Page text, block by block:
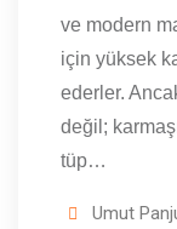
ve modern
için yüksek
ederler.
değil;
tüp…
Umut